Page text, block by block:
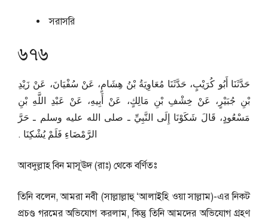
সরাসরি
৬৭৬
حَدَّثَنَا أَبُو كُرَيْبٍ، حَدَّثَنَا مُعَاوِيَةُ بْنُ هِشَامٍ، عَنْ سُفْيَانَ، عَنْ زَيْدِ
بْنِ جُبَيْرٍ، عَنْ خِشْفِ بْنِ مَالِكٍ، عَنْ أَبِيهِ، عَنْ عَبْدِ اللَّهِ بْنِ
مَسْعُودٍ، قَالَ شَكَوْنَا إِلَى النَّبِيِّ ـ صلى الله عليه وسلم ـ حَرَّ
الرَّمْضَاءِ فَلَمْ يُشْكِنَا ‏.‏
আবদুল্লাহ বিন মাসূঊদ (রাঃ) থেকে বর্ণিতঃ
তিনি বলেন, আমরা নবী (সাল্লাল্লাহু ‘আলাইহি ওয়া সাল্লাম)-এর নিকট
প্রচণ্ড গরমের অভিযোগ করলাম, কিন্তু তিনি আমদের অভিযোগ গ্রহণ